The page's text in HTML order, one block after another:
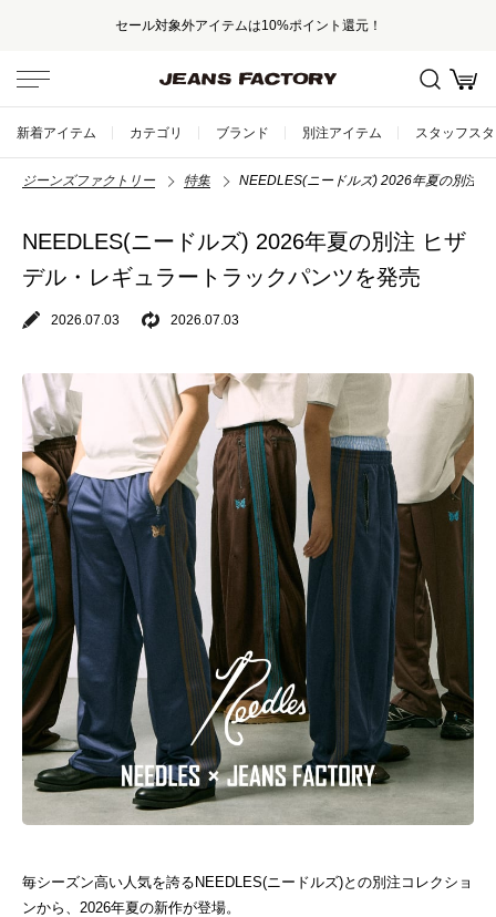
セール対象外アイテムは10%ポイント還元！
新着アイテム カテゴリ ブランド 別注アイテム スタッフス
ジーンズファクトリー 特集 NEEDLES(ニードルズ) 2026年夏の別注
NEEDLES(ニードルズ) 2026年夏の別注 ヒザ
デル・レギュラートラックパンツを発売
2026.07.03 2026.07.03
毎シーズン高い人気を誇るNEEDLES(ニードルズ)との別注コレクショ
ンから、2026年夏の新作が登場。